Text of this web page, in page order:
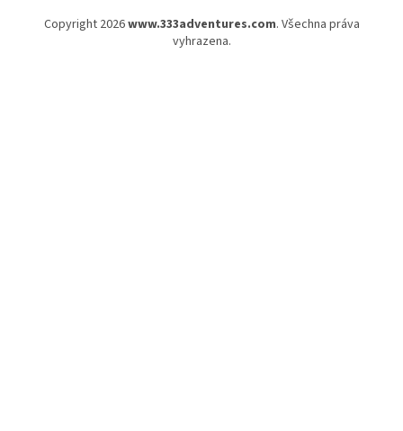
Copyright 2026www.333adventures.com. Všechna práva
vyhrazena.